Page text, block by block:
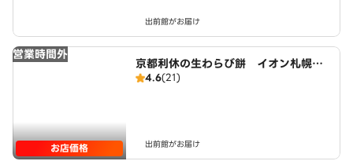
出前館がお届け
営業時間外
お店価格
京都利休の生わらび餅 イオン札幌西
岡店
4.6(21)
出前館がお届け